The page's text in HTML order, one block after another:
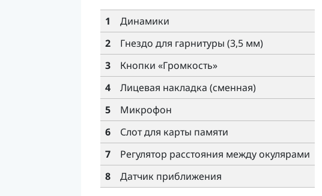
1
Динамики
2
Гнездо для гарнитуры (3,5 мм)
3
Кнопки «Громкость»
4
Лицевая накладка (сменная)
5
Микрофон
6
Слот для карты памяти
7
Регулятор расстояния между окулярами
8
Датчик приближения